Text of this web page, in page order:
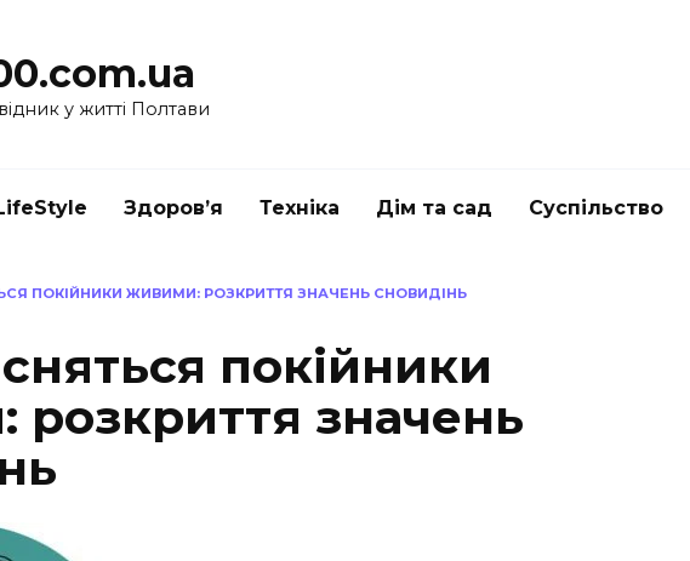
у житті Полтави
Здоров’я Техніка Дім та сад Суспільство
ПОКІЙНИКИ ЖИВИМИ: РОЗКРИТТЯ ЗНАЧЕНЬ СНОВИДІНЬ
покійники
значень